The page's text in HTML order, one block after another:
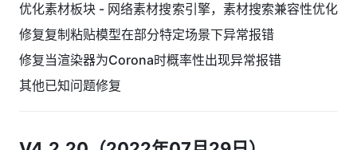
优化素材板块 - 网络素材搜索引擎，素材搜索兼容性优化
修复复制粘贴模型在部分特定场景下异常报错
修复当渲染器为Corona时概率性出现异常报错
其他已知问题修复